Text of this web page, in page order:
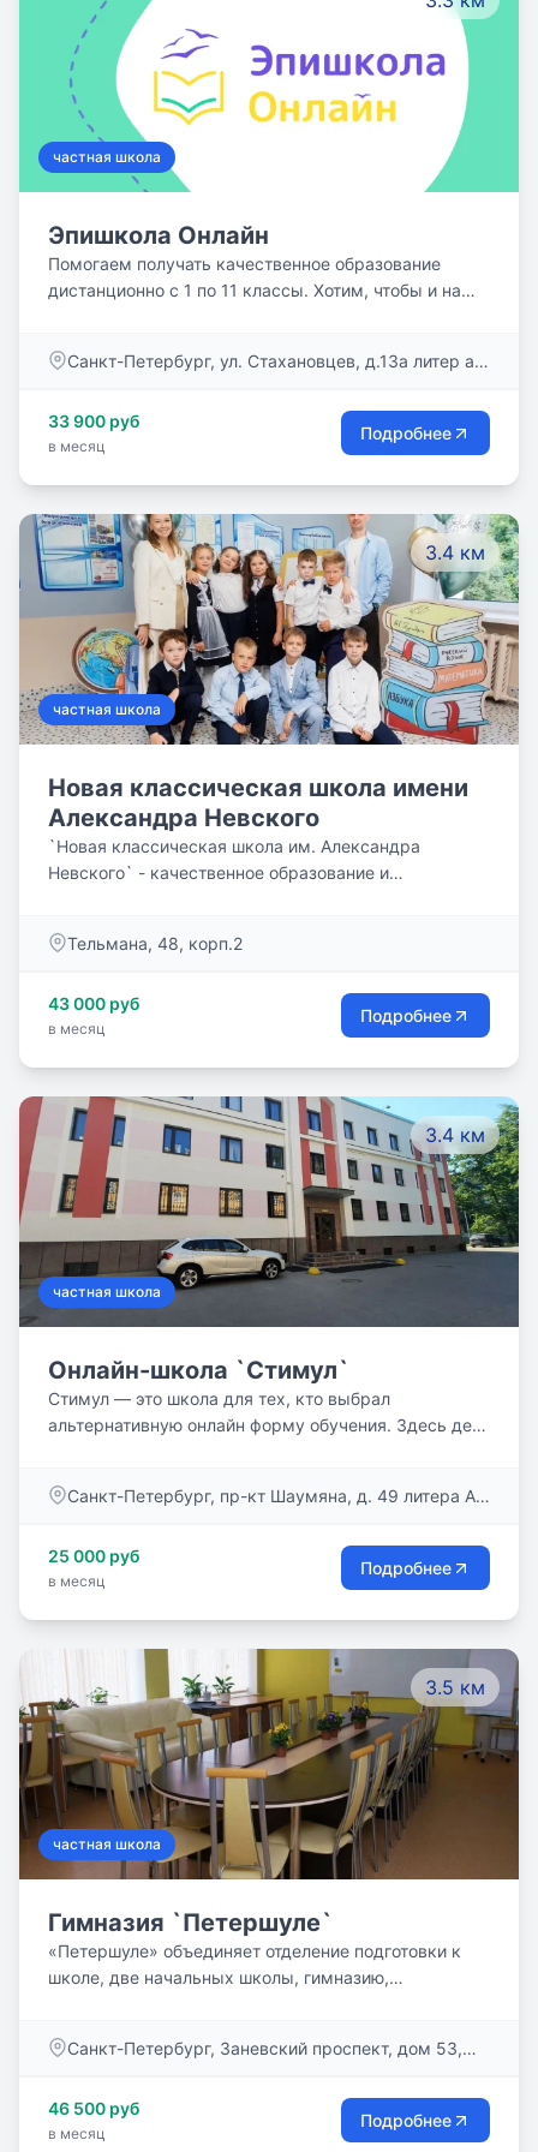
частная школа
Эпишкола Онлайн
Помогаем получать качественное образование
дистанционно с 1 по 11 классы. Хотим, чтобы и на
энергией, вступать в диалоги с учителями и
совместно идеи и проекты.
Санкт-Петербург, ул. Стахановцев, д.13а литер а,
33 900 руб
в месяц
Подробнее
3.4 км
частная школа
Новая классическая школа имени
Александра Невского
`Новая классическая школа им. Александра
Невского` - качественное образование и
методики, отвечающие актуальным интересам и
нашей команды- поддержка, взаимопонимание,
воспитание, забота и индивидуальный подход к
Тельмана, 48, корп.2
43 000 руб
в месяц
Подробнее
3.4 км
частная школа
Онлайн-школа `Стимул`
Стимул — это школа для тех, кто выбрал
альтернативную онлайн форму обучения. Здесь дети
принимают участие в различных внеучебных
развивают любовь к знаниям, достигают лучших
результатов, поступают в частные школы мечты и
Санкт-Петербург, пр-кт Шаумяна, д. 49 литера А,
25 000 руб
в месяц
Подробнее
3.5 км
частная школа
Гимназия `Петершуле`
«Петершуле» объединяет отделение подготовки к
школе, две начальных школы, гимназию,
неразрывная связь времён: богатый опыт прошлого
возрожденная по инициативе немецкого общества
Санкт-Петербурга в начале 90-х годов как «школа
Санкт-Петербург, Заневский проспект, дом 53,
46 500 руб
в месяц
Подробнее